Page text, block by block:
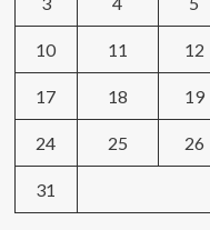
10 11 12
17 18 19
24 25 26
31